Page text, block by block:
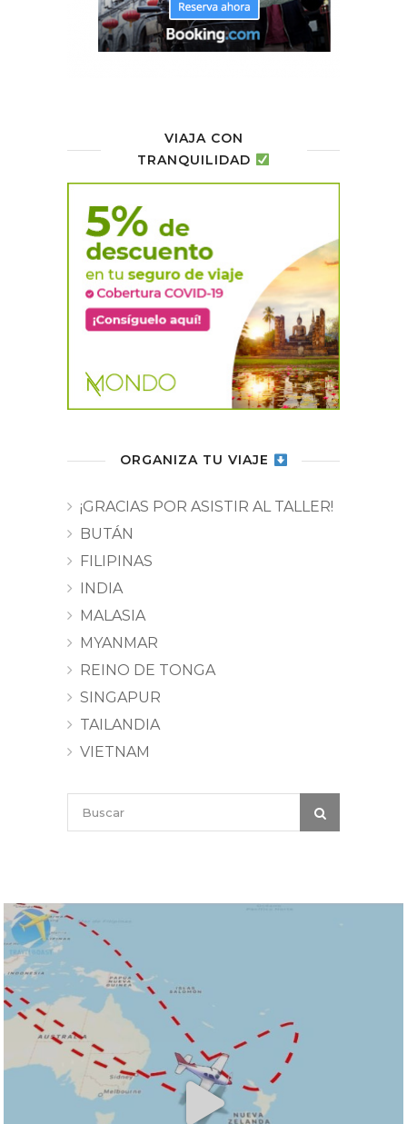
VIAJA CON
TRANQUILIDAD
ORGANIZA TU VIAJE
¡GRACIAS POR ASISTIR AL TALLER!
BUTÁN
FILIPINAS
INDIA
MALASIA
MYANMAR
REINO DE TONGA
SINGAPUR
TAILANDIA
VIETNAM